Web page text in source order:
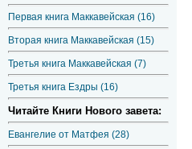
Первая книга Маккавейская (16)
Вторая книга Маккавейская (15)
Третья книга Маккавейская (7)
Третья книга Ездры (16)
Читайте Книги Нового завета:
Евангелие от Матфея (28)